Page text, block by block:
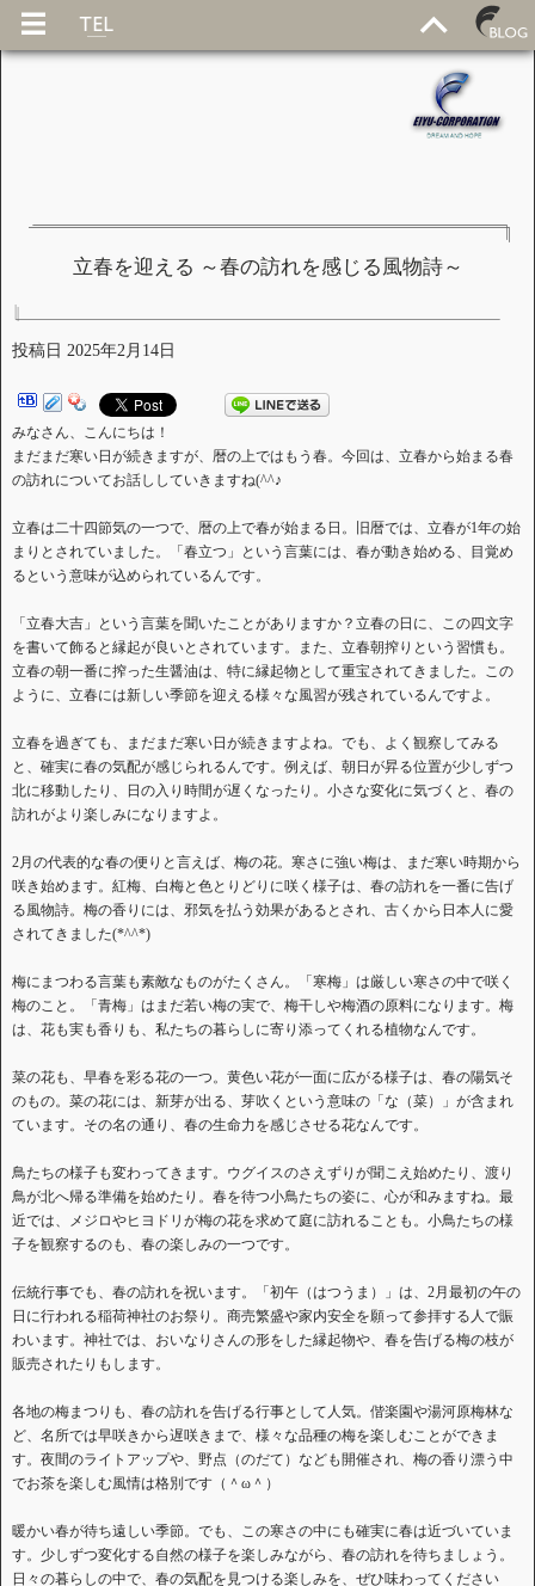
立春を迎える ～春の訪れを感じる風物詩～
投稿日 2025年2月14日
みなさん、こんにちは！
まだまだ寒い日が続きますが、暦の上ではもう春。今回は、立春から始まる春
の訪れについてお話ししていきますね(^^♪
立春は二十四節気の一つで、暦の上で春が始まる日。旧暦では、立春が1年の始
まりとされていました。「春立つ」という言葉には、春が動き始める、目覚め
るという意味が込められているんです。
「立春大吉」という言葉を聞いたことがありますか？立春の日に、この四文字
を書いて飾ると縁起が良いとされています。また、立春朝搾りという習慣も。
立春の朝一番に搾った生醤油は、特に縁起物として重宝されてきました。この
ように、立春には新しい季節を迎える様々な風習が残されているんですよ。
立春を過ぎても、まだまだ寒い日が続きますよね。でも、よく観察してみる
と、確実に春の気配が感じられるんです。例えば、朝日が昇る位置が少しずつ
北に移動したり、日の入り時間が遅くなったり。小さな変化に気づくと、春の
訪れがより楽しみになりますよ。
2月の代表的な春の便りと言えば、梅の花。寒さに強い梅は、まだ寒い時期から
咲き始めます。紅梅、白梅と色とりどりに咲く様子は、春の訪れを一番に告げ
る風物詩。梅の香りには、邪気を払う効果があるとされ、古くから日本人に愛
されてきました(*^^*)
梅にまつわる言葉も素敵なものがたくさん。「寒梅」は厳しい寒さの中で咲く
梅のこと。「青梅」はまだ若い梅の実で、梅干しや梅酒の原料になります。梅
は、花も実も香りも、私たちの暮らしに寄り添ってくれる植物なんです。
菜の花も、早春を彩る花の一つ。黄色い花が一面に広がる様子は、春の陽気そ
のもの。菜の花には、新芽が出る、芽吹くという意味の「な（菜）」が含まれ
ています。その名の通り、春の生命力を感じさせる花なんです。
鳥たちの様子も変わってきます。ウグイスのさえずりが聞こえ始めたり、渡り
鳥が北へ帰る準備を始めたり。春を待つ小鳥たちの姿に、心が和みますね。最
近では、メジロやヒヨドリが梅の花を求めて庭に訪れることも。小鳥たちの様
子を観察するのも、春の楽しみの一つです。
伝統行事でも、春の訪れを祝います。「初午（はつうま）」は、2月最初の午の
日に行われる稲荷神社のお祭り。商売繁盛や家内安全を願って参拝する人で賑
わいます。神社では、おいなりさんの形をした縁起物や、春を告げる梅の枝が
販売されたりもします。
各地の梅まつりも、春の訪れを告げる行事として人気。偕楽園や湯河原梅林な
ど、名所では早咲きから遅咲きまで、様々な品種の梅を楽しむことができま
す。夜間のライトアップや、野点（のだて）なども開催され、梅の香り漂う中
でお茶を楽しむ風情は格別です（＾ω＾）
暖かい春が待ち遠しい季節。でも、この寒さの中にも確実に春は近づいていま
す。少しずつ変化する自然の様子を楽しみながら、春の訪れを待ちましょう。
日々の暮らしの中で、春の気配を見つける楽しみを、ぜひ味わってください